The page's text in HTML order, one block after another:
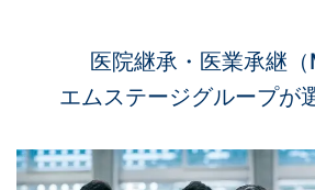
医院継承・医業承継
エムステージグループが